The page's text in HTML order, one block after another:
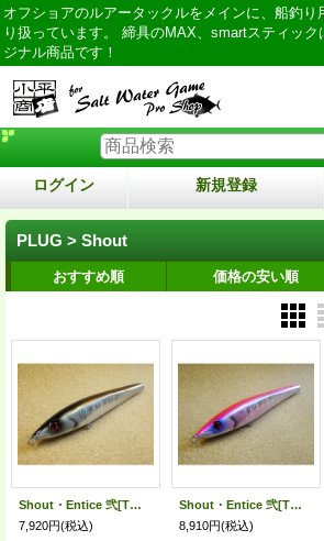
オフショアのルアータックルをメインに、船釣り
り扱っています。 締具のMAX、smartスティック
ジナル商品です！
ログイン 新規登録
PLUG > Shout
おすすめ順 価格の安い順
Shout・Entice 弐[TWO] 230/カマス KA
7,920円(税込)
Shout・Entice 弐[TWO] 260/ピンク P
8,910円(税込)